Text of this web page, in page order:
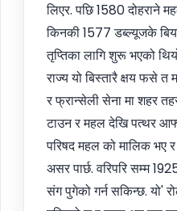
लिएर. पछि 1580 दोहराने
किनकी 1577 डब्ल्यूजके
तृप्तिका लागि शुरू भएको
राज्य यो बिस्तारै क्षय फसे
र फ्रान्सेली सेना मा शहर
टाउन र महल देखि पत्थर
परिषद महल को मालिक भए
असर पार्छ. वरिपरि सम्म
संग पुगेको गर्न सकिन्छ. यो'